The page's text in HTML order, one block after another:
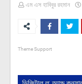
এম এস হাবিবুর রহমান
Theme Support